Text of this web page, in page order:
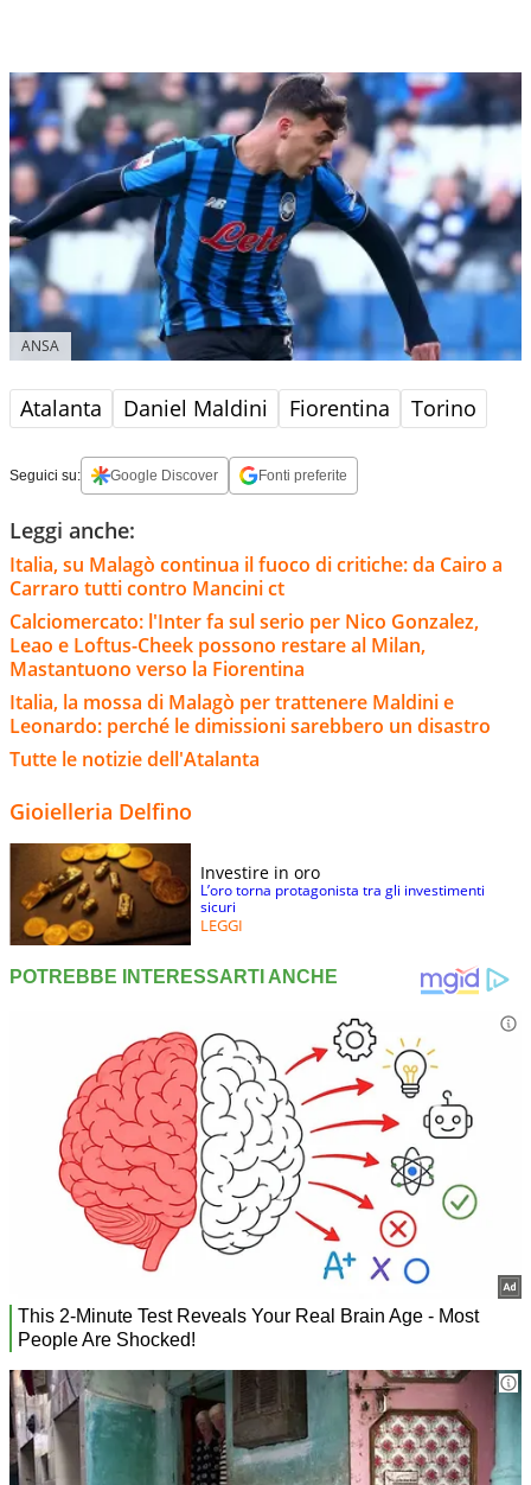
ANSA
Atalanta Daniel Maldini Fiorentina Torino
Seguici su: Google Discover Fonti preferite
Leggi anche:
Italia, su Malagò continua il fuoco di critiche: da Cairo a
Carraro tutti contro Mancini ct
Calciomercato: l'Inter fa sul serio per Nico Gonzalez,
Leao e Loftus-Cheek possono restare al Milan,
Mastantuono verso la Fiorentina
Italia, la mossa di Malagò per trattenere Maldini e
Leonardo: perché le dimissioni sarebbero un disastro
Tutte le notizie dell'Atalanta
Gioielleria Delfino
Investire in oro
L’oro torna protagonista tra gli investimenti
sicuri
LEGGI